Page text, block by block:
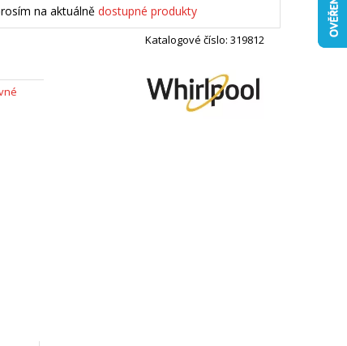
na aktuálně dostupné produkty
Katalogové číslo: 319812